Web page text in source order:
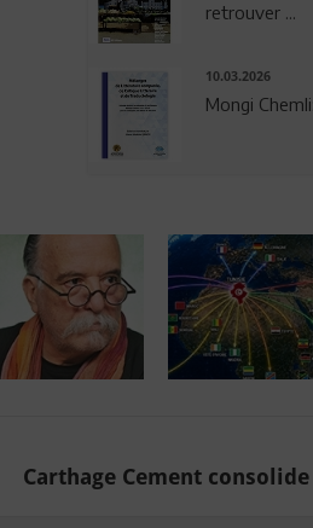
retrouver ...
10.03.2026
Mongi
Carthage Cement